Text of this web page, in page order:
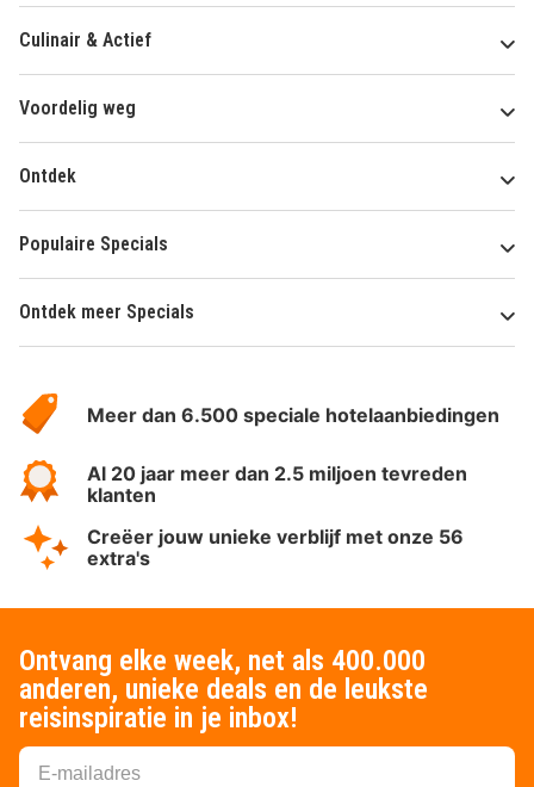
Culinair & Actief
Voordelig weg
Ontdek
Populaire Specials
Ontdek meer Specials
HotelSpecials
Meer dan 6.500 speciale hotelaanbiedingen
Al 20 jaar meer dan 2.5 miljoen tevreden
klanten
Creëer jouw unieke verblijf met onze 56
extra's
Ontvang elke week, net als 400.000
anderen, unieke deals en de leukste
reisinspiratie in je inbox!